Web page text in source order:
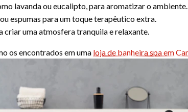
lavanda ou eucalipto, para aromatizar o ambiente.
espumas para um toque terapêutico extra.
criar uma atmosfera tranquila e relaxante.
os encontrados em uma loja de banheira spa em